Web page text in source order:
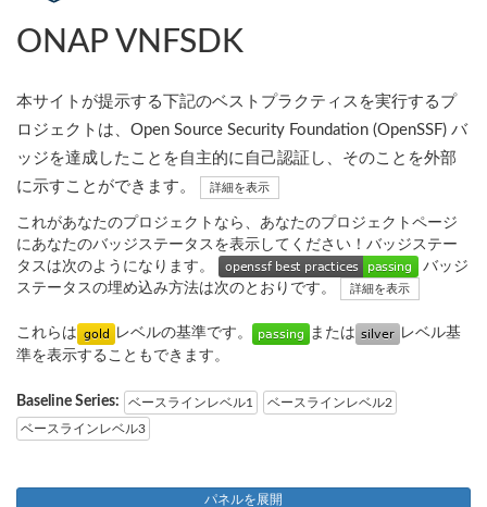
ONAP VNFSDK
本サイトが提示する下記のベストプラクティスを実行するプ
ロジェクトは、Open Source Security Foundation (OpenSSF) バ
ッジを達成したことを自主的に自己認証し、そのことを外部
に示すことができます。
詳細を表示
これがあなたのプロジェクトなら、あなたのプロジェクトページ
にあなたのバッジステータスを表示してください！バッジステー
タスは次のようになります。
バッジ
ステータスの埋め込み方法は次のとおりです。
詳細を表示
これらは レベルの基準です。 または
レベル基
準を表示することもできます。
Baseline Series: ベースラインレベル1
ベースラインレベル2
ベースラインレベル3
パネルを展開